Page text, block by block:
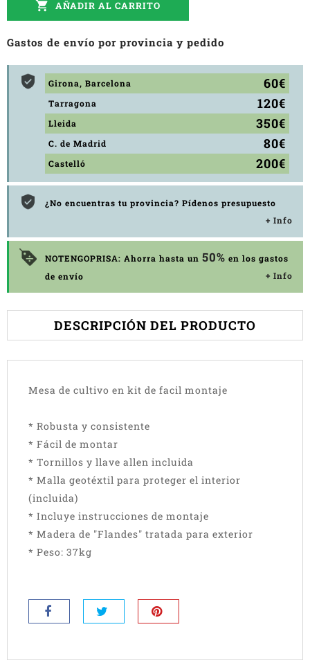
 AÑADIR AL CARRITO
Gastos de envío por provincia y pedido
Girona, Barcelona 60€
Tarragona 120€
Lleida 350€
C. de Madrid 80€
Castelló 200€
¿No encuentras tu provincia? Pídenos presupuesto
+ Info
NOTENGOPRISA: Ahorra hasta un 50% en los gastos
de envío
+ Info
DESCRIPCIÓN DEL PRODUCTO
Mesa de cultivo en kit de facil montaje
* Robusta y consistente
* Fácil de montar
* Tornillos y llave allen incluida
* Malla geotéxtil para proteger el interior
(incluida)
* Incluye instrucciones de montaje
* Madera de "Flandes" tratada para exterior
* Peso: 37kg